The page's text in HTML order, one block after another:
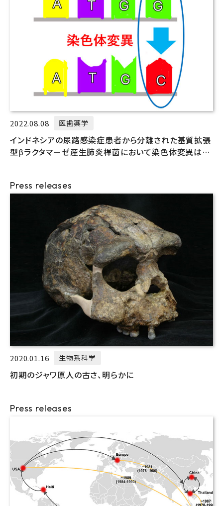
2022.08.08 医歯薬学
インドネシアの尿路感染症患者から分離された基質拡張
型βラクタマーゼ産生肺炎桿菌において染色体変異は高
Press releases
2020.01.16 生物系科学
初期のジャワ原人の古さ、明らかに
Press releases